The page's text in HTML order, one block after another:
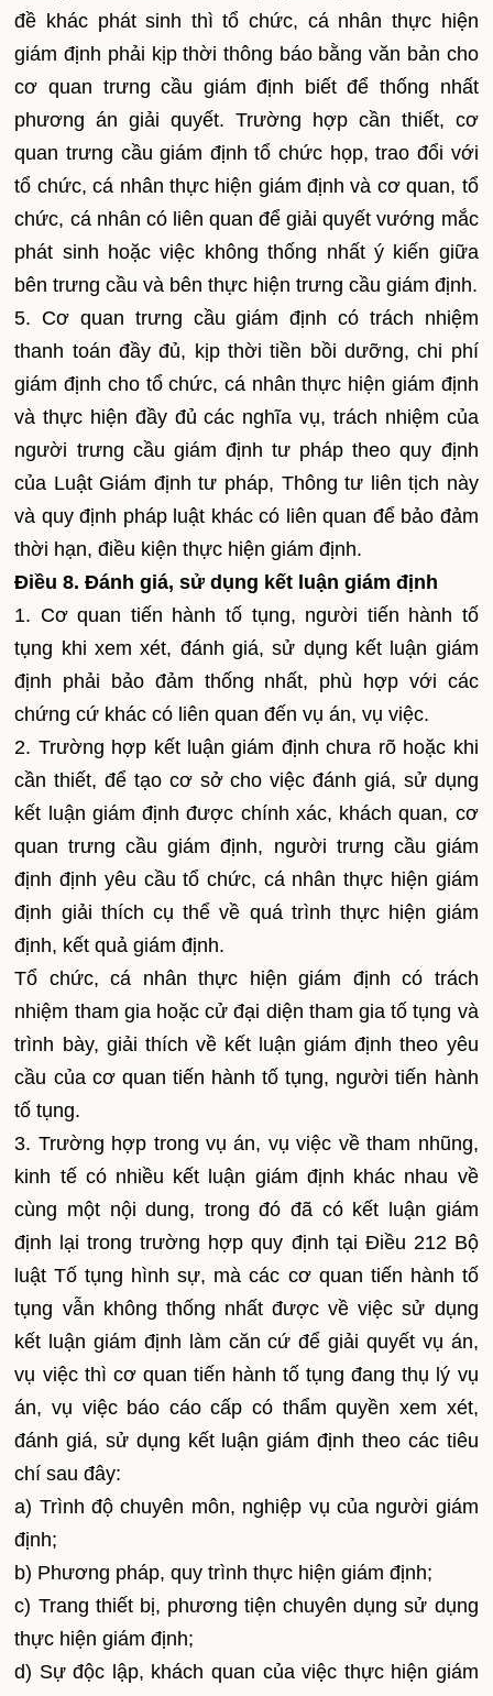
đề khác phát sinh thì tổ chức, cá nhân thực hiện
giám định phải kịp thời thông báo bằng văn bản cho
cơ quan trưng cầu giám định biết để thống nhất
phương án giải quyết. Trường hợp cần thiết, cơ
quan trưng cầu giám định tổ chức họp, trao đổi với
tổ chức, cá nhân thực hiện giám định và cơ quan, tổ
chức, cá nhân có liên quan để giải quyết vướng mắc
phát sinh hoặc việc không thống nhất ý kiến giữa
bên trưng cầu và bên thực hiện trưng cầu giám định.
5. Cơ quan trưng cầu giám định có trách nhiệm
thanh toán đầy đủ, kịp thời tiền bồi dưỡng, chi phí
giám định cho tổ chức, cá nhân thực hiện giám định
và thực hiện đầy đủ các nghĩa vụ, trách nhiệm của
người trưng cầu giám định tư pháp theo quy định
của Luật Giám định tư pháp, Thông tư liên tịch này
và quy định pháp luật khác có liên quan để bảo đảm
thời hạn, điều kiện thực hiện giám định.
Điều 8. Đánh giá, sử dụng kết luận giám định
1. Cơ quan tiến hành tố tụng, người tiến hành tố
tụng khi xem xét, đánh giá, sử dụng kết luận giám
định phải bảo đảm thống nhất, phù hợp với các
chứng cứ khác có liên quan đến vụ án, vụ việc.
2. Trường hợp kết luận giám định chưa rõ hoặc khi
cần thiết, để tạo cơ sở cho việc đánh giá, sử dụng
kết luận giám định được chính xác, khách quan, cơ
quan trưng cầu giám định, người trưng cầu giám
định định yêu cầu tổ chức, cá nhân thực hiện giám
định giải thích cụ thể về quá trình thực hiện giám
định, kết quả giám định.
Tổ chức, cá nhân thực hiện giám định có trách
nhiệm tham gia hoặc cử đại diện tham gia tố tụng và
trình bày, giải thích về kết luận giám định theo yêu
cầu của cơ quan tiến hành tố tụng, người tiến hành
tố tụng.
3. Trường hợp trong vụ án, vụ việc về tham nhũng,
kinh tế có nhiều kết luận giám định khác nhau về
cùng một nội dung, trong đó đã có kết luận giám
định lại trong trường hợp quy định tại Điều 212 Bộ
luật Tố tụng hình sự, mà các cơ quan tiến hành tố
tụng vẫn không thống nhất được về việc sử dụng
kết luận giám định làm căn cứ để giải quyết vụ án,
vụ việc thì cơ quan tiến hành tố tụng đang thụ lý vụ
án, vụ việc báo cáo cấp có thẩm quyền xem xét,
đánh giá, sử dụng kết luận giám định theo các tiêu
chí sau đây:
a) Trình độ chuyên môn, nghiệp vụ của người giám
định;
b) Phương pháp, quy trình thực hiện giám định;
c) Trang thiết bị, phương tiện chuyên dụng sử dụng
thực hiện giám định;
d) Sự độc lập, khách quan của việc thực hiện giám